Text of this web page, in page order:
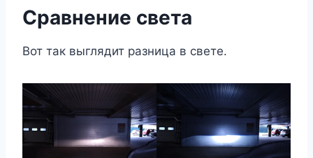
Сравнение света
Вот так выглядит разница в свете.